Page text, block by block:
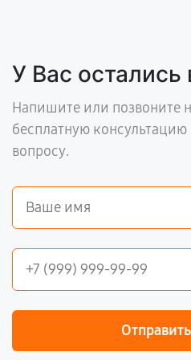
У Вас
Напишите или позвоните
бесплатную
вопросу.